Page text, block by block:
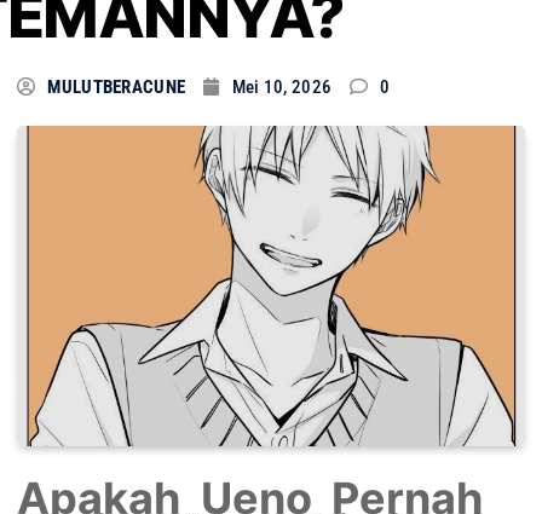
MULUTBERACUNE Mei 10, 2026 0
Apakah Ueno Pernah